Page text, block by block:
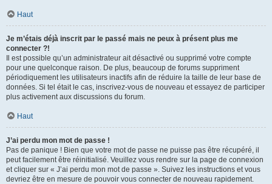
Haut
Je m’étais déjà inscrit par le passé mais ne peux à présent plus me
connecter ?!
Il est possible qu’un administrateur ait désactivé ou supprimé votre compte
pour une quelconque raison. De plus, beaucoup de forums suppriment
périodiquement les utilisateurs inactifs afin de réduire la taille de leur base de
données. Si tel était le cas, inscrivez-vous de nouveau et essayez de participer
plus activement aux discussions du forum.
Haut
J’ai perdu mon mot de passe !
Pas de panique ! Bien que votre mot de passe ne puisse pas être récupéré, il
peut facilement être réinitialisé. Veuillez vous rendre sur la page de connexion
et cliquer sur « J’ai perdu mon mot de passe ». Suivez les instructions et vous
devriez être en mesure de pouvoir vous connecter de nouveau rapidement.